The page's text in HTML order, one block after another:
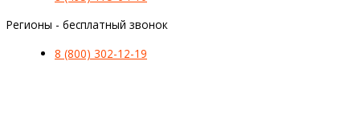
Регионы - бесплатный звонок
8 (800) 302-12-19